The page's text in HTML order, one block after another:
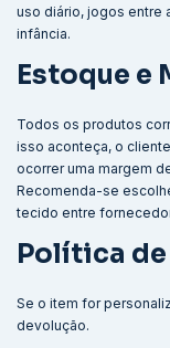
uso diário, jogos entre
infância.
Estoque e
Todos os produtos
isso aconteça, o
ocorrer uma margem
Recomenda-se
tecido entre
Política
Se o item for
devolução.